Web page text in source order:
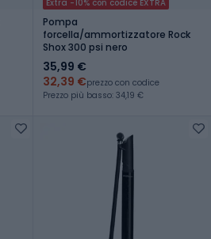
Extra -10% con codice EXTRA
Pompa
forcella/ammortizzatore Rock
Shox 300 psi nero
35,99 €
32,39 €prezzo con codice
Prezzo più basso: 34,19 €